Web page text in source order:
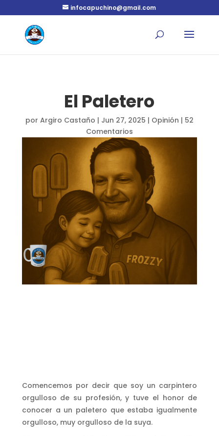
infocapuchino@gmail.com
El Paletero
por Argiro Castaño | Jun 27, 2025 | Opinión | 52
Comentarios
Comencemos por decir que soy un carpintero
orgulloso de su profesión, y tuve el honor de
conocer a un paletero que estaba igualmente
orgulloso, muy orgulloso de la suya.